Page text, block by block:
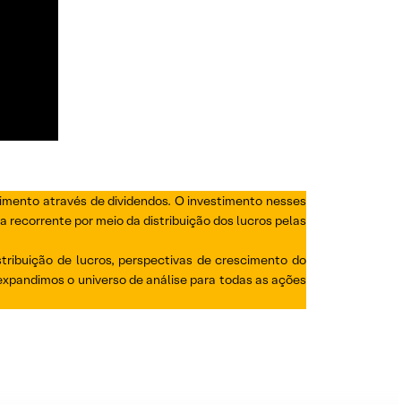
através de dividendos. O investimento nesses
recorrente por meio da distribuição dos lucros pelas
de lucros, perspectivas de crescimento do
o universo de análise para todas as ações